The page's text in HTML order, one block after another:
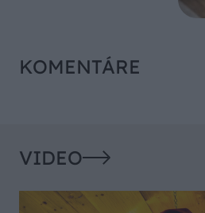
KOMENTÁRE
VIDEO